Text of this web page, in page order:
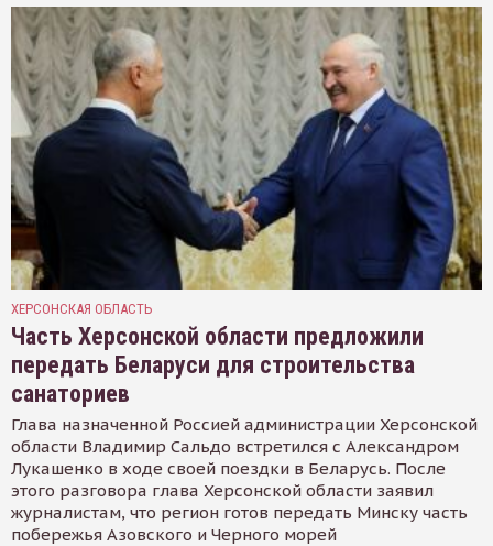
ХЕРСОНСКАЯ ОБЛАСТЬ
Часть Херсонской области предложили
передать Беларуси для строительства
санаториев
Глава назначенной Россией администрации Херсонской
области Владимир Сальдо встретился с Александром
Лукашенко в ходе своей поездки в Беларусь. После
этого разговора глава Херсонской области заявил
журналистам, что регион готов передать Минску часть
побережья Азовского и Черного морей